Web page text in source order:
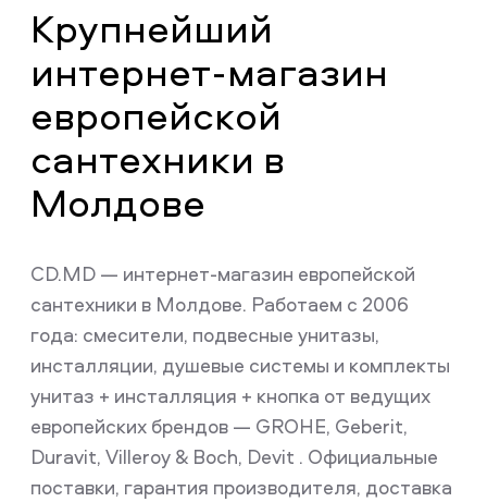
Крупнейший
интернет-магазин
европейской
сантехники в
Молдове
CD.MD — интернет-магазин европейской
сантехники в Молдове. Работаем с 2006
года: смесители, подвесные унитазы,
инсталляции, душевые системы и комплекты
унитаз + инсталляция + кнопка от ведущих
европейских брендов — GROHE, Geberit,
Duravit, Villeroy & Boch, Devit . Официальные
поставки, гарантия производителя, доставка